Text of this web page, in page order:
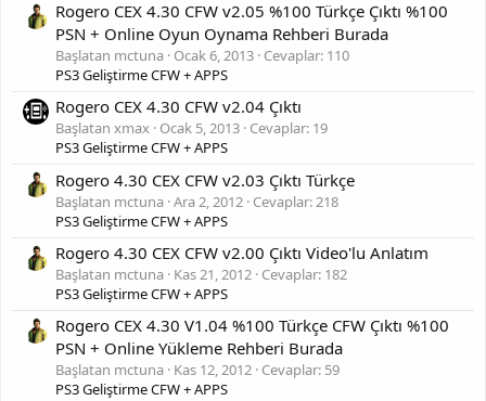
Rogero CEX 4.30 CFW v2.05 %100 Türkçe Çıktı %100
PSN + Online Oyun Oynama Rehberi Burada
Başlatan mctuna Ocak 6, 2013 Cevaplar: 110
PS3 Geliştirme CFW + APPS
Rogero CEX 4.30 CFW v2.04 Çıktı
Başlatan xmax Ocak 5, 2013 Cevaplar: 19
PS3 Geliştirme CFW + APPS
Rogero 4.30 CEX CFW v2.03 Çıktı Türkçe
Başlatan mctuna Ara 2, 2012 Cevaplar: 218
PS3 Geliştirme CFW + APPS
Rogero 4.30 CEX CFW v2.00 Çıktı Video'lu Anlatım
Başlatan mctuna Kas 21, 2012 Cevaplar: 182
PS3 Geliştirme CFW + APPS
Rogero CEX 4.30 V1.04 %100 Türkçe CFW Çıktı %100
PSN + Online Yükleme Rehberi Burada
Başlatan mctuna Kas 12, 2012 Cevaplar: 59
PS3 Geliştirme CFW + APPS